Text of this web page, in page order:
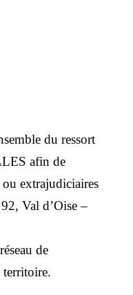
du ressort
afin de
extrajudiciaires
Val d’Oise –
de
territoire.